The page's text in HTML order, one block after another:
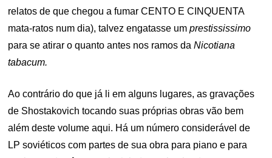
relatos de que chegou a fumar CENTO E CINQUENTA
mata-ratos num dia), talvez engatasse umprestississimo
para se atirar o quanto antes nos ramos daNicotiana
tabacum.
Ao contrário do que já li em alguns lugares, as gravações
de Shostakovich tocando suas próprias obras vão bem
além deste volume aqui. Há um número considerável de
LP soviéticos com partes de sua obra para piano e para